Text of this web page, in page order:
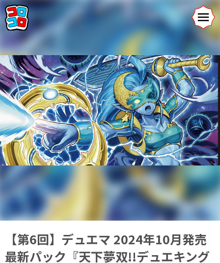
【第6回】デュエマ 2024年10月発売
最新パック『天下夢双!!デュエキング